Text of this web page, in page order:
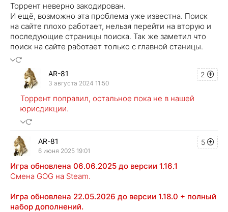
Торрент неверно закодирован.
И ещё, возможно эта проблема уже известна. Поиск
на сайте плохо работает, нельзя перейти на вторую и
последующие страницы поиска. Так же заметил что
поиск на сайте работает только с главной станицы.
2
AR-81
3 августа 2024 11:50
Торрент поправил, остальное пока не в нашей
юрисдикции.
5
AR-81
6 июня 2025 19:01
Игра обновлена 06.06.2025 до версии 1.16.1
Смена GOG на Steam.
Игра обновлена 22.05.2026 до версии 1.18.0 + полный
набор дополнений.